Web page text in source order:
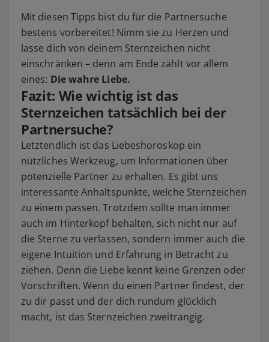
Mit diesen Tipps bist du für die Partnersuche
bestens vorbereitet! Nimm sie zu Herzen und
lasse dich von deinem Sternzeichen nicht
einschränken – denn am Ende zählt vor allem
eines: Die wahre Liebe.
Fazit: Wie wichtig ist das
Sternzeichen tatsächlich bei der
Partnersuche?
Letztendlich ist das Liebeshoroskop ein
nützliches Werkzeug, um Informationen über
potenzielle Partner zu erhalten. Es gibt uns
interessante Anhaltspunkte, welche Sternzeichen
zu einem passen. Trotzdem sollte man immer
auch im Hinterkopf behalten, sich nicht nur auf
die Sterne zu verlassen, sondern immer auch die
eigene Intuition und Erfahrung in Betracht zu
ziehen. Denn die Liebe kennt keine Grenzen oder
Vorschriften. Wenn du einen Partner findest, der
zu dir passt und der dich rundum glücklich
macht, ist das Sternzeichen zweitrangig.